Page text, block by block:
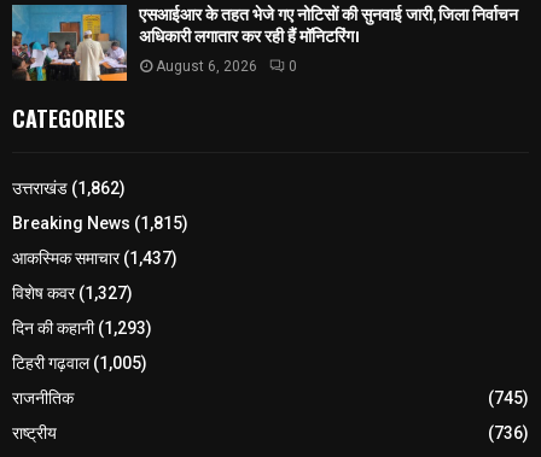
एसआईआर के तहत भेजे गए नोटिसों की सुनवाई जारी, जिला निर्वाचन
अधिकारी लगातार कर रही हैं मॉनिटरिंग।
August 6, 2026 0
CATEGORIES
उत्तराखंड (1,862)
Breaking News (1,815)
आकस्मिक समाचार(1,437)
विशेष कवर(1,327)
दिन की कहानी(1,293)
टिहरी गढ़वाल(1,005)
राजनीतिक
(745)
राष्ट्रीय
(736)